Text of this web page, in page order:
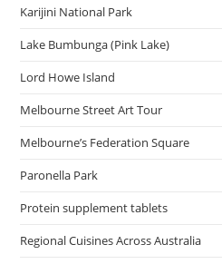
Karijini National Park
Lake Bumbunga (Pink Lake)
Lord Howe Island
Melbourne Street Art Tour
Melbourne’s Federation Square
Paronella Park
Protein supplement tablets
Regional Cuisines Across Australia